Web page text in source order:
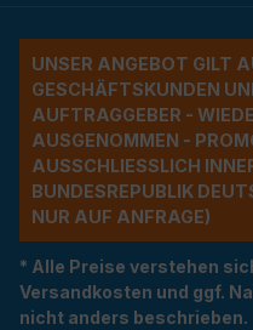
UNSER ANGEBOT GILT
ESCHÄFTSKUNDEN
UFTRAGGEBER -
USGENOMMEN -
USSCHLIESSLICH
NDESREPUBLIK
R AUF ANFRAGE)
* Alle Preise verstehen
Versandkosten und ggf.
nicht anders beschrieben.